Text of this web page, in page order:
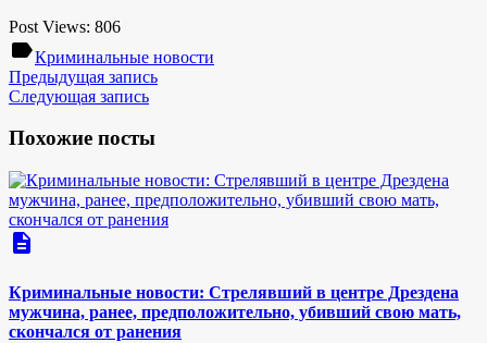
Post Views: 806
labelКриминальные новости
Предыдущая запись
Следующая запись
Похожие посты
description
Криминальные новости: Стрелявший в центре Дрездена
мужчина, ранее, предположительно, убивший свою мать,
скончался от ранения